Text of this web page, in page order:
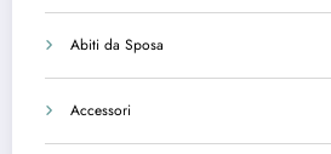
Abiti da Sposa
Accessori